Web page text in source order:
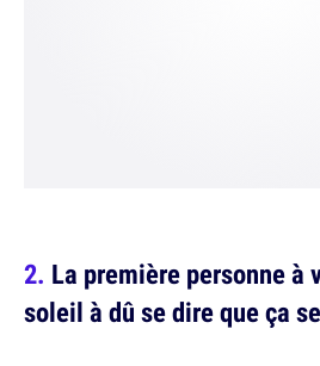
La première personne à
soleil à dû se dire que ça